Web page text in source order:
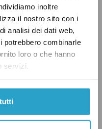
inoltre
il nostro sito con i
analisi dei dati web,
potrebbero combinarle
loro o che hanno
servizi.
giorno festivo le
fermare e le
andranno al lavoro
una retribuzione
Questo
aggiuntivo per
per quelle